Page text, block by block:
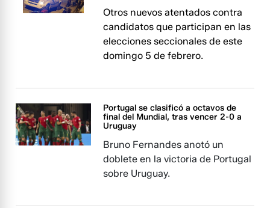
Otros nuevos atentados contra
candidatos que participan en las
elecciones seccionales de este
domingo 5 de febrero.
Portugal se clasificó a octavos de
final del Mundial, tras vencer 2-0 a
Uruguay
Bruno Fernandes anotó un
doblete en la victoria de Portugal
sobre Uruguay.